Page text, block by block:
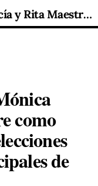
Más Madrid elige a Mónica García y Rita Maestre como candidatas para las elecciones autonómicas y municipales de 2027
como
de